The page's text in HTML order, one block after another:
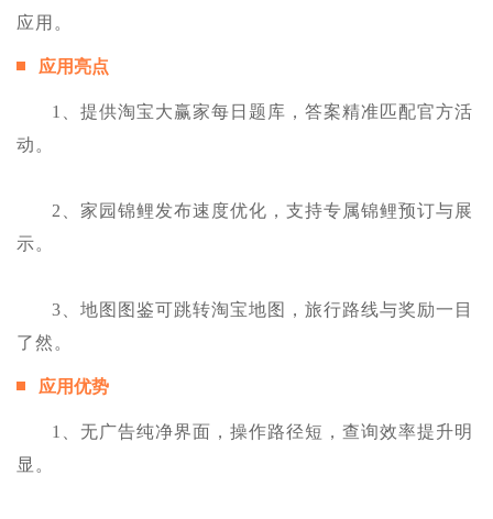
应用。
应用亮点
1、提供淘宝大赢家每日题库，答案精准匹配官方活
动。
2、家园锦鲤发布速度优化，支持专属锦鲤预订与展
示。
3、地图图鉴可跳转淘宝地图，旅行路线与奖励一目
了然。
应用优势
1、无广告纯净界面，操作路径短，查询效率提升明
显。